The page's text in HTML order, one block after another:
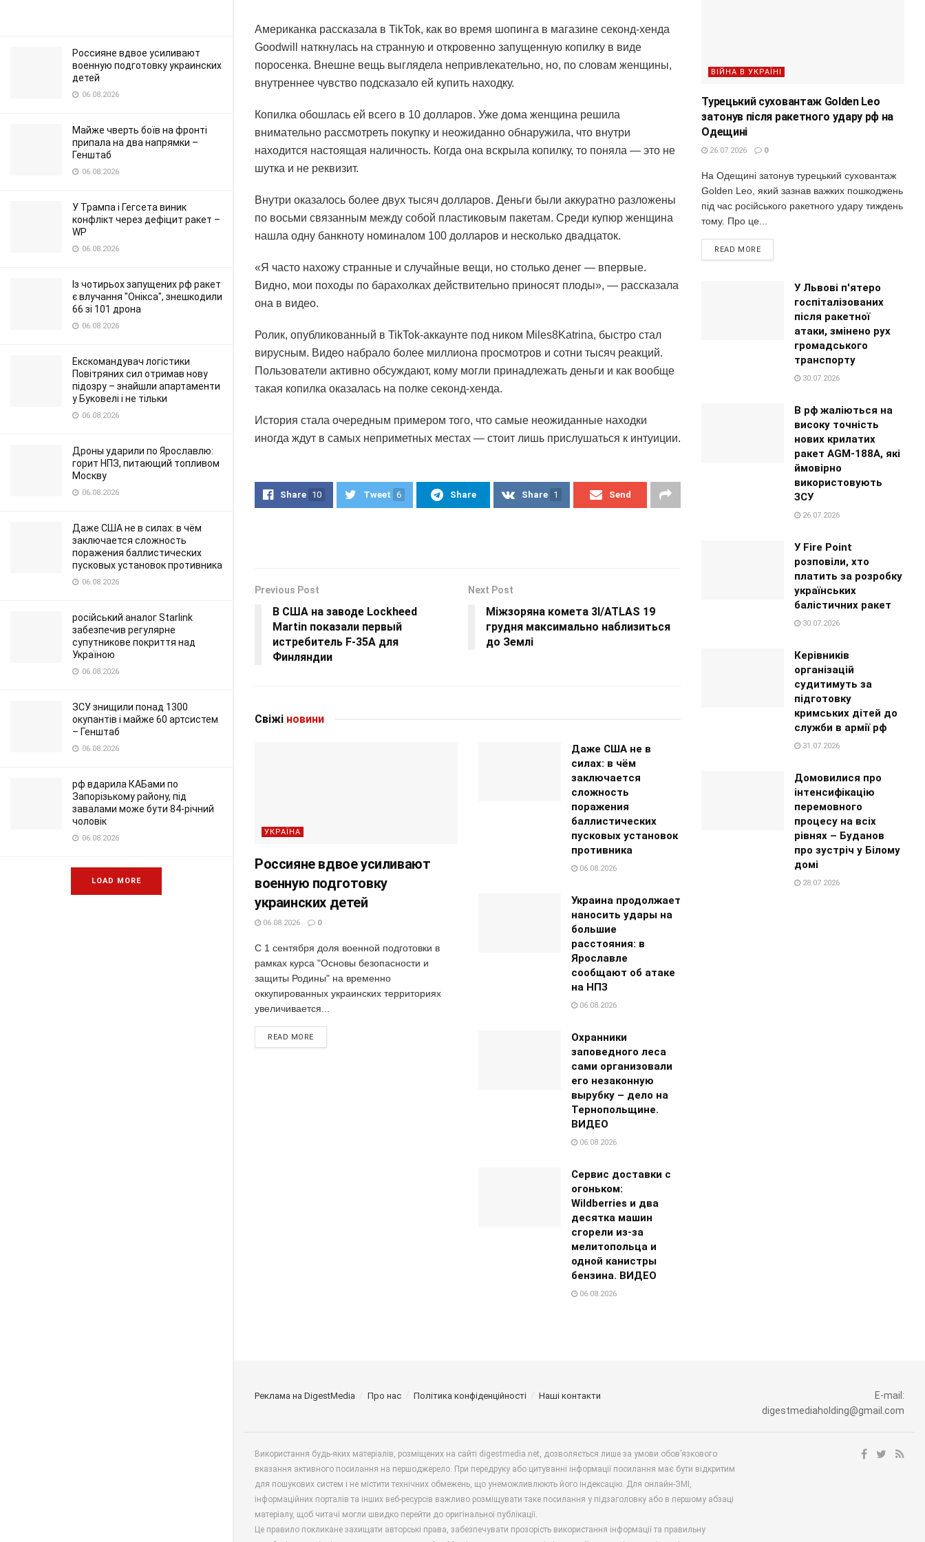
Россияне вдвое усиливают
военную подготовку украинских
детей
06.08.2026
Майже чверть боїв на фронті
припала на два напрямки –
Генштаб
06.08.2026
У Трампа і Гегсета виник
конфлікт через дефіцит ракет –
WP
06.08.2026
Із чотирьох запущених рф ракет
є влучання "Онікса", знешкодили
66 зі 101 дрона
06.08.2026
Екскомандувач логістики
Повітряних сил отримав нову
підозру – знайшли апартаменти
у Буковелі і не тільки
06.08.2026
Дроны ударили по Ярославлю:
горит НПЗ, питающий топливом
Москву
06.08.2026
Даже США не в силах: в чём
заключается сложность
поражения баллистических
пусковых установок противника
06.08.2026
російський аналог Starlink
забезпечив регулярне
супутникове покриття над
Україною
06.08.2026
ЗСУ знищили понад 1300
окупантів і майже 60 артсистем
– Генштаб
06.08.2026
рф вдарила КАБами по
Запорізькому району, під
завалами може бути 84-річний
чоловік
06.08.2026
LOAD MORE
Американка рассказала в TikTok, как во время шопинга в магазине секонд-хенда
Goodwill наткнулась на странную и откровенно запущенную копилку в виде
поросенка. Внешне вещь выглядела непривлекательно, но, по словам женщины,
внутреннее чувство подсказало ей купить находку.
Копилка обошлась ей всего в 10 долларов. Уже дома женщина решила
внимательно рассмотреть покупку и неожиданно обнаружила, что внутри
находится настоящая наличность. Когда она вскрыла копилку, то поняла — это не
шутка и не реквизит.
Внутри оказалось более двух тысяч долларов. Деньги были аккуратно разложены
по восьми связанным между собой пластиковым пакетам. Среди купюр женщина
нашла одну банкноту номиналом 100 долларов и несколько двадцаток.
«Я часто нахожу странные и случайные вещи, но столько денег — впервые.
Видно, мои походы по барахолках действительно приносят плоды», — рассказала
она в видео.
Ролик, опубликованный в TikTok-аккаунте под ником Miles8Katrina, быстро стал
вирусным. Видео набрало более миллиона просмотров и сотни тысяч реакций.
Пользователи активно обсуждают, кому могли принадлежать деньги и как вообще
такая копилка оказалась на полке секонд-хенда.
История стала очередным примером того, что самые неожиданные находки
иногда ждут в самых неприметных местах — стоит лишь прислушаться к интуиции.
Share 10 Tweet 6 Share Share 1 Send
Previous Post
В США на заводе Lockheed
Martin показали первый
истребитель F-35A для
Финляндии
Next Post
Міжзоряна комета 3I/ATLAS 19
грудня максимально наблизиться
до Землі
Свіжі новини
УКРАЇНА
Россияне вдвое усиливают
военную подготовку
украинских детей
06.08.2026 0
С 1 сентября доля военной подготовки в
рамках курса "Основы безопасности и
защиты Родины" на временно
оккупированных украинских территориях
увеличивается...
READ MORE
Даже США не в
силах: в чём
заключается
сложность
поражения
баллистических
пусковых установок
противника
06.08.2026
Украина продолжает
наносить удары на
большие
расстояния: в
Ярославле
сообщают об атаке
на НПЗ
06.08.2026
Охранники
заповедного леса
сами организовали
его незаконную
вырубку – дело на
Тернопольщине.
ВИДЕО
06.08.2026
Сервис доставки с
огоньком:
Wildberries и два
десятка машин
сгорели из-за
мелитопольца и
одной канистры
бензина. ВИДЕО
06.08.2026
ВІЙНА В УКРАЇНІ
Турецький суховантаж Golden Leo
затонув після ракетного удару рф на
Одещині
26.07.2026 0
На Одещині затонув турецький суховантаж
Golden Leo, який зазнав важких пошкоджень
під час російського ракетного удару тиждень
тому. Про це...
READ MORE
У Львові п'ятеро
госпіталізованих
після ракетної
атаки, змінено рух
громадського
транспорту
30.07.2026
В рф жаліються на
високу точність
нових крилатих
ракет AGM-188A, які
ймовірно
використовують
ЗСУ
26.07.2026
У Fire Point
розповіли, хто
платить за розробку
українських
балістичних ракет
30.07.2026
Керівників
організацій
судитимуть за
підготовку
кримських дітей до
служби в армії рф
31.07.2026
Домовилися про
інтенсифікацію
перемовного
процесу на всіх
рівнях – Буданов
про зустріч у Білому
домі
28.07.2026
Реклама на DigestMedia Про нас Політика конфіденційності Наші контакти
E-mail:
digestmediaholding@gmail.com
Використання будь-яких матеріалів, розміщених на сайті digestmedia.net, дозволяється лише за умови обов’язкового
вказання активного посилання на першоджерело. При передруку або цитуванні інформації посилання має бути відкритим
для пошукових систем і не містити технічних обмежень, що унеможливлюють його індексацію. Для онлайн-ЗМІ,
інформаційних порталів та інших веб-ресурсів важливо розміщувати таке посилання у підзаголовку або в першому абзаці
матеріалу, щоб читачі могли швидко перейти до оригінальної публікації.
Це правило покликане захищати авторські права, забезпечувати прозорість використання інформації та правильну